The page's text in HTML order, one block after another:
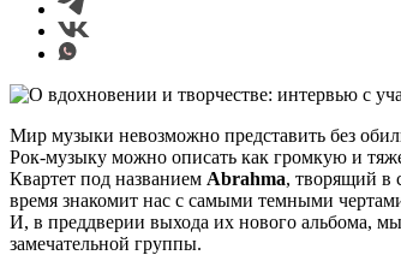
Мир музыки невозможно представить без
Рок-музыку можно описать как громкую и
Квартет под названием Abrahma, творящий в
время знакомит нас с самыми темными
И, в преддверии выхода их нового альбома,
замечательной группы.